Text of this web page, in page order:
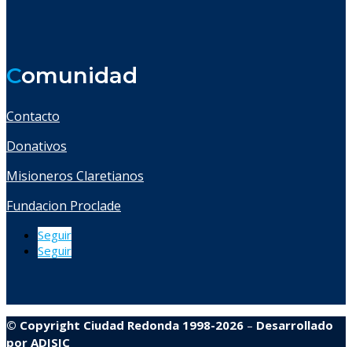
Comunidad
Contacto
Donativos
Misioneros Claretianos
Fundacion Proclade
Seguir
Seguir
© Copyright Ciudad Redonda 1998-2026 – Desarrollado
por ADISIC